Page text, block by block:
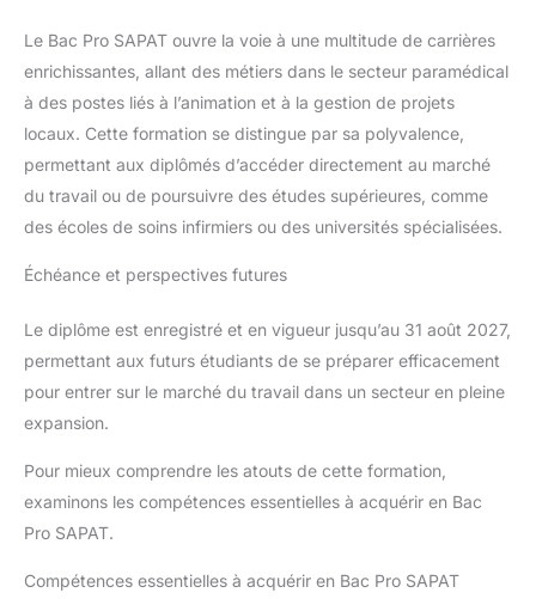
Le Bac Pro SAPAT ouvre la voie à une multitude de carrières
enrichissantes, allant des métiers dans le secteur paramédical
à des postes liés à l’animation et à la gestion de projets
locaux. Cette formation se distingue par sa polyvalence,
permettant aux diplômés d’accéder directement au marché
du travail ou de poursuivre des études supérieures, comme
des écoles de soins infirmiers ou des universités spécialisées.
Échéance et perspectives futures
Le diplôme est enregistré et en vigueur jusqu’au 31 août 2027,
permettant aux futurs étudiants de se préparer efficacement
pour entrer sur le marché du travail dans un secteur en pleine
expansion.
Pour mieux comprendre les atouts de cette formation,
examinons les compétences essentielles à acquérir en Bac
Pro SAPAT.
Compétences essentielles à acquérir en Bac Pro SAPAT